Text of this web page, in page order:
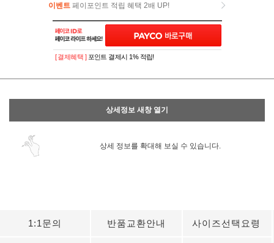
이벤트 페이포인트 적립 혜택 2배 UP!
이벤트페이포인트 적립 혜택 2배 UP!
[ 결제혜택 ] 포인트 결제시 1% 적립!
상세정보 새창 열기
상세 정보를 확대해 보실 수 있습니다.
1:1문의 반품교환안내 사이즈선택요령